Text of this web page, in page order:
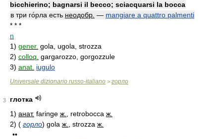
bicchierino; bagnarsi il becco; sciacquarsi la bocca
в три го́рла есть неодобр. — mangiare a quattro palmenti
* * *
n
1) gener. gola, ugola, strozza
2) colloq. gargarozzo, gorgozzule
3) anat. iugulo
Universale dizionario russo-italiano > горло
3
глотка
1) анат. faringe ж. , retrobocca ж.
2) ( горло) gola ж. , strozza ж.
••